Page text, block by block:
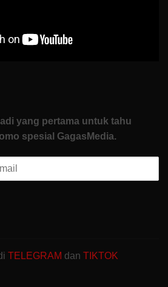
yang pertama untuk tahu
spesial GagasMedia.
TELEGRAM dan TIKTOK